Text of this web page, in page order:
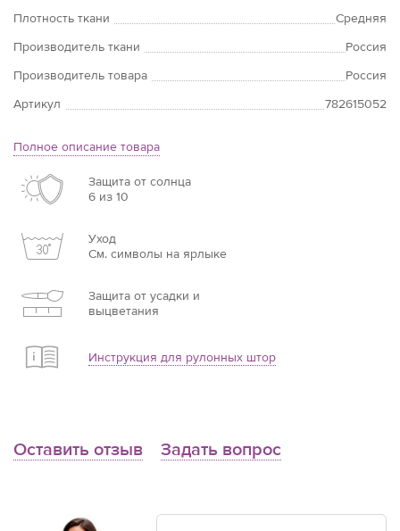
Плотность ткани
Средняя
Производитель ткани
Россия
Производитель товара
Россия
Артикул
782615052
Полное описание товара
Защита от солнца
6 из 10
Уход
См. символы на ярлыке
Защита от усадки и
выцветания
Инструкция для рулонных штор
Оставить отзыв Задать вопрос